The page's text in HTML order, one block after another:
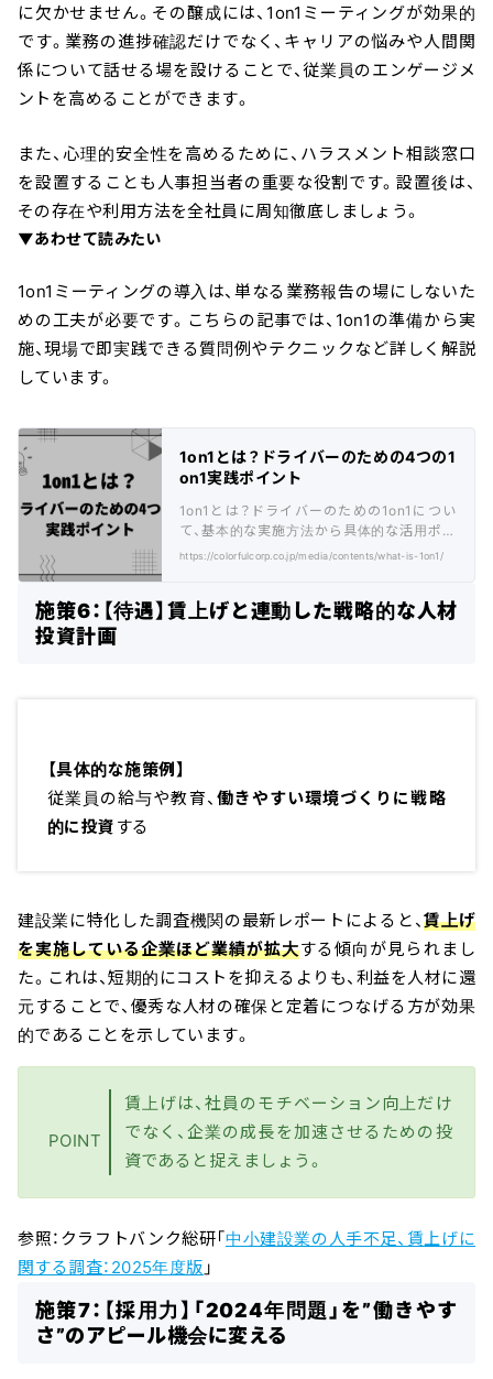
に欠かせません。その醸成には、1on1ミーティングが効果的
です。業務の進捗確認だけでなく、キャリアの悩みや人間関
係について話せる場を設けることで、従業員のエンゲージメ
ントを高めることができます。
また、心理的安全性を高めるために、ハラスメント相談窓口
を設置することも人事担当者の重要な役割です。設置後は、
その存在や利用方法を全社員に周知徹底しましょう。
▼あわせて読みたい
1on1ミーティングの導入は、単なる業務報告の場にしないた
めの工夫が必要です。こちらの記事では、1on1の準備から実
施、現場で即実践できる質問例やテクニックなど詳しく解説
しています。
1on1とは？ドライバーのための4つの1
on1実践ポイント
1on1とは？ドライバーのための1on1につい
て、基本的な実施方法から具体的な活用ポイ
ント、期待される効果まで解説。
https://colorfulcorp.co.jp/media/contents/what-is-1on1/
施策6：【待遇】賃上げと連動した戦略的な人材
投資計画
【具体的な施策例】
従業員の給与や教育、 働きやすい環境づくりに戦略
的に投資 する
建設業に特化した調査機関の最新レポートによると、賃上げ
を実施している企業ほど業績が拡大する傾向が見られまし
た。これは、短期的にコストを抑えるよりも、利益を人材に還
元することで、優秀な人材の確保と定着につなげる方が効果
的であることを示しています。
POINT
賃上げは、社員のモチベーション向上だけ
でなく、企業の成長を加速させるための投
資であると捉えましょう。
参照：クラフトバンク総研「中小建設業の人手不足、賃上げに
関する調査：2025年度版 」
施策7：【採用力】「2024年問題」を”働きやす
さ”のアピール機会に変える